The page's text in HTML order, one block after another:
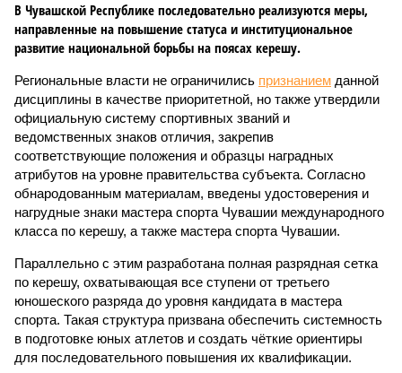
В Чувашской Республике последовательно реализуются меры,
направленные на повышение статуса и институциональное
развитие национальной борьбы на поясах керешу.
Региональные власти не ограничились признанием данной
дисциплины в качестве приоритетной, но также утвердили
официальную систему спортивных званий и
ведомственных знаков отличия, закрепив
соответствующие положения и образцы наградных
атрибутов на уровне правительства субъекта. Согласно
обнародованным материалам, введены удостоверения и
нагрудные знаки мастера спорта Чувашии международного
класса по керешу, а также мастера спорта Чувашии.
Параллельно с этим разработана полная разрядная сетка
по керешу, охватывающая все ступени от третьего
юношеского разряда до уровня кандидата в мастера
спорта. Такая структура призвана обеспечить системность
в подготовке юных атлетов и создать чёткие ориентиры
для последовательного повышения их квалификации.